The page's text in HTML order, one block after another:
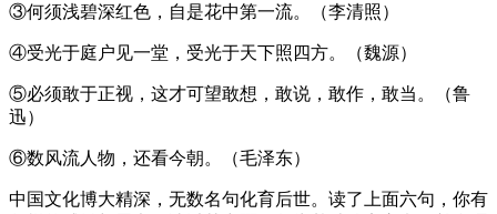
③何须浅碧深红色，自是花中第一流。（李清照）
④受光于庭户见一堂，受光于天下照四方。（魏源）
⑤必须敢于正视，这才可望敢想，敢说，敢作，敢当。（鲁
迅）
⑥数风流人物，还看今朝。（毛泽东）
中国文化博大精深，无数名句化育后世。读了上面六句，你有